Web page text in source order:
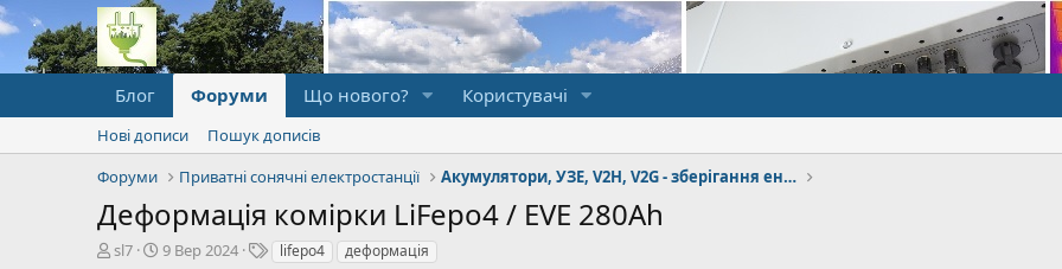
Блог Форуми Що нового? Користувачі
Нові дописи
Пошук дописів
Форуми
Приватні сонячні електростанції Акумулятори, УЗЕ, V2H, V2G - зберігання енергії
Деформація комірки LiFepo4 / EVE 280Ah
А
sl7
Д
9 Вер 2024
Тlifepo4 деформація